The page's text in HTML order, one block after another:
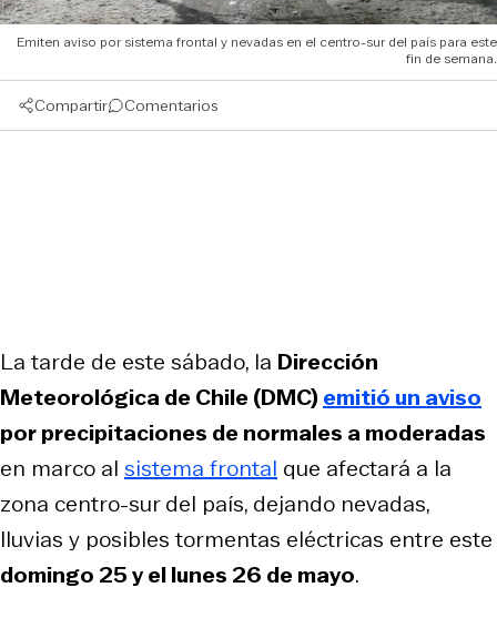
Emiten aviso por sistema frontal y nevadas en el centro-sur del país para este
fin de semana.
Compartir Comentarios
La tarde de este sábado, la Dirección
Meteorológica de Chile (DMC) emitió un aviso
por precipitaciones de normales a moderadas
en marco al sistema frontal que afectará a la
zona centro-sur del país, dejando nevadas,
lluvias y posibles tormentas eléctricas entre este
domingo 25 y el lunes 26 de mayo.